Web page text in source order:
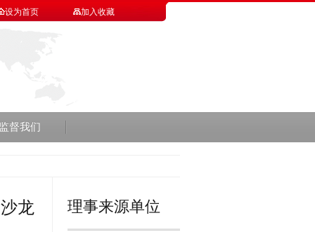
设为首页 加入收藏
督我们
龙 理事来源单位